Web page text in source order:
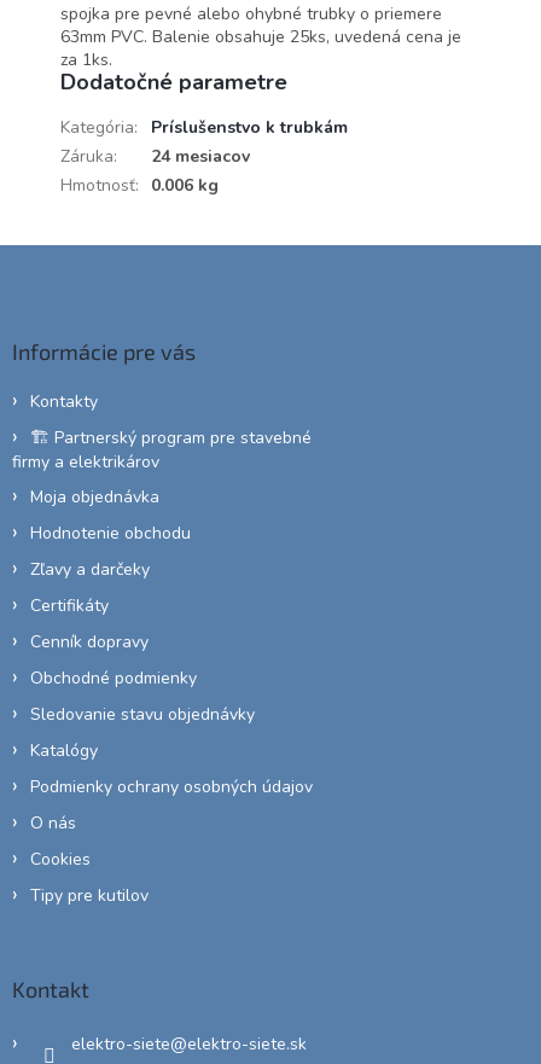
spojka pre pevné alebo ohybné trubky o priemere
63mm PVC. Balenie obsahuje 25ks, uvedená cena je
za 1ks.
Dodatočné parametre
Kategória:
Príslušenstvo k trubkám
Záruka:
24 mesiacov
Hmotnosť: 0.006 kg
Informácie pre vás
Kontakty
🏗️ Partnerský program pre stavebné
firmy a elektrikárov
Moja objednávka
Hodnotenie obchodu
Zľavy a darčeky
Certifikáty
Cenník dopravy
Obchodné podmienky
Sledovanie stavu objednávky
Katalógy
Podmienky ochrany osobných údajov
O nás
Cookies
Tipy pre kutilov
Kontakt
elektro-siete@elektro-siete.sk